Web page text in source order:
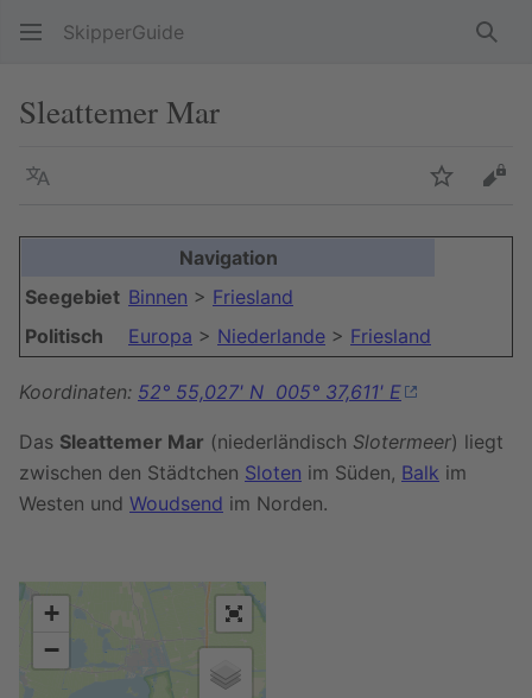
SkipperGuide
Sleattemer Mar
Sprache
Navigation
Seegebiet Binnen > Friesland
Politisch
Europa > Niederlande > Friesland
Koordinaten: 52° 55,027' N 005° 37,611' E
Das Sleattemer Mar (niederländisch Slotermeer) liegt
zwischen den Städtchen Sloten im Süden, Balk im
Westen und Woudsend im Norden.
+
−